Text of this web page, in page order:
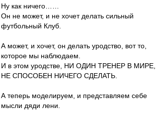
Ну как ничего……
Он не может, и не хочет делать сильный
футбольный Клуб.
А может, и хочет, он делать уродство, вот то,
которое мы наблюдаем.
И в этом уродстве, НИ ОДИН ТРЕНЕР В МИРЕ,
НЕ СПОСОБЕН НИЧЕГО СДЕЛАТЬ.
А теперь моделируем, и представляем себе
мысли дяди лени.